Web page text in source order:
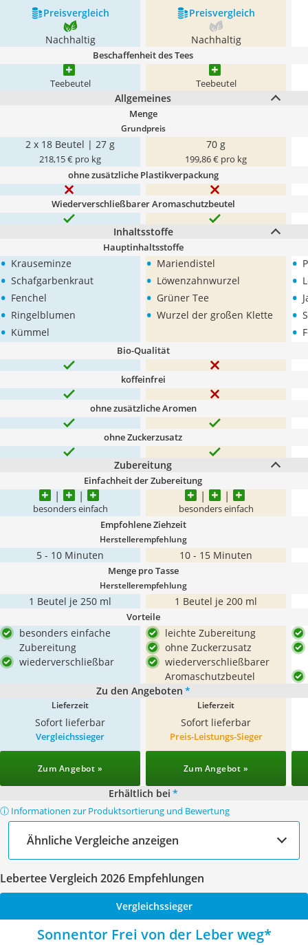
Preis­vergleich Preis­vergleich
Nachhaltig Nachhaltig
Beschaffenheit des Tees
Teebeutel Teebeutel
Allgemeines
Menge
Grundpreis
2 x 18 Beutel | 27 g
218,15 € pro kg
70 g
199,86 € pro kg
ohne zusätzliche Plastikverpackung
Wiederverschließbarer Aromaschutzbeutel
Inhaltsstoffe
Hauptinhaltsstoffe
• Krauseminze
• Schafgarbenkraut
• Fenchel
• Ringelblumen
• Kümmel
• Mariendistel
• Löwenzahnwurzel
• Grüner Tee
• Wurzel der großen Klette
•
•
•
•
•
Bio-Qualität
koffeinfrei
ohne zusätzliche Aromen
ohne Zuckerzusatz
Zubereitung
Einfachheit der Zubereitung
besonders einfach besonders einfach
Empfohlene Ziehzeit
Herstellerempfehlung
5 - 10 Minuten 10 - 15 Minuten
Menge pro Tasse
Herstellerempfehlung
1 Beutel je 250 ml 1 Beutel je 200 ml
Vorteile
besonders einfache
Zubereitung
wiederverschließbar
leichte Zubereitung
ohne Zuckerzusatz
wiederverschließbarer
Aromaschutzbeutel
Zu den Angeboten *
Lieferzeit
Sofort lieferbar
Lieferzeit
Sofort lieferbar
Vergleichssieger
Zum Angebot »
Preis-Leistungs-Sieger
Zum Angebot »
Erhältlich bei *
ⓘ Informationen zur Produktsortierung und Bewertung
Ähnliche Vergleiche anzeigen
Lebertee Vergleich 2026 Empfehlungen
Vergleichssieger
Sonnentor Frei von der Leber weg